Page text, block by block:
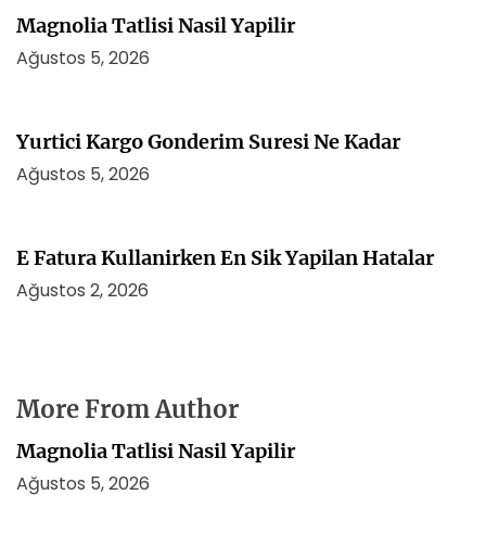
Magnolia Tatlisi Nasil Yapilir
Ağustos 5, 2026
Yurtici Kargo Gonderim Suresi Ne Kadar
Ağustos 5, 2026
E Fatura Kullanirken En Sik Yapilan Hatalar
Ağustos 2, 2026
More From Author
Magnolia Tatlisi Nasil Yapilir
Ağustos 5, 2026